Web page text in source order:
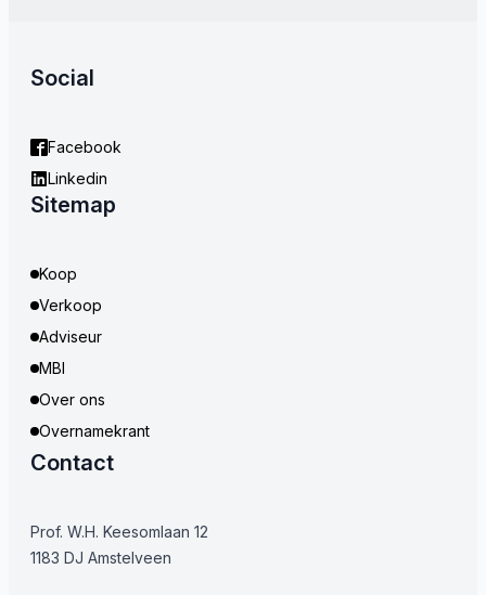
Social
Facebook
Linkedin
Sitemap
Koop
Verkoop
Adviseur
MBI
Over ons
Overnamekrant
Contact
Prof. W.H. Keesomlaan 12
1183 DJ Amstelveen